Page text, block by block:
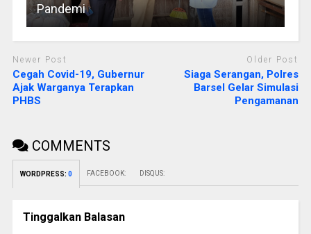
Pandemi
Newer Post
Cegah Covid-19, Gubernur
Ajak Warganya Terapkan
PHBS
Older Post
Siaga Serangan, Polres
Barsel Gelar Simulasi
Pengamanan
COMMENTS
WORDPRESS: 0 FACEBOOK: DISQUS:
Tinggalkan Balasan